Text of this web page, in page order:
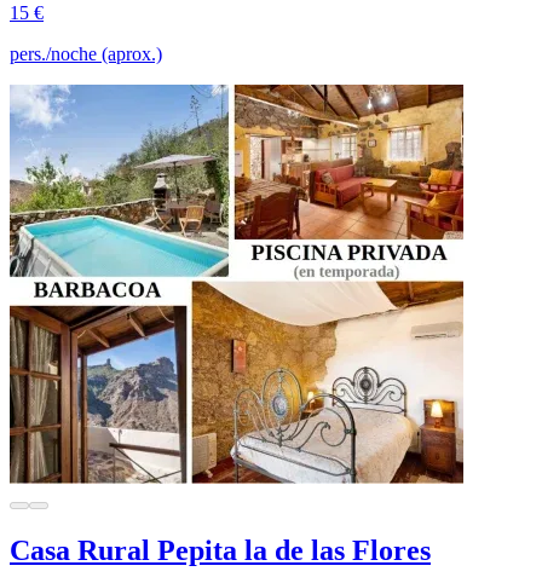
15 €
pers./noche (aprox.)
Casa Rural Pepita la de las Flores